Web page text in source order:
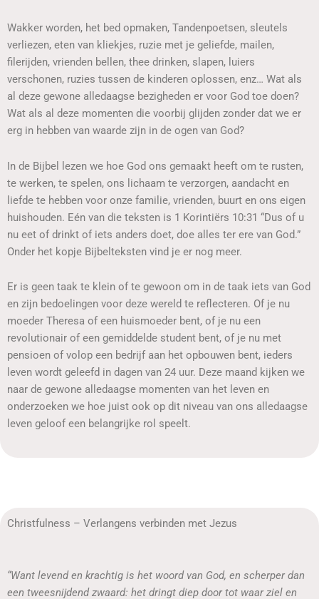
Wakker worden, het bed opmaken, Tandenpoetsen, sleutels
verliezen, eten van kliekjes, ruzie met je geliefde, mailen,
filerijden, vrienden bellen, thee drinken, slapen, luiers
verschonen, ruzies tussen de kinderen oplossen, enz… Wat als
al deze gewone alledaagse bezigheden er voor God toe doen?
Wat als al deze momenten die voorbij glijden zonder dat we er
erg in hebben van waarde zijn in de ogen van God?
In de Bijbel lezen we hoe God ons gemaakt heeft om te rusten,
te werken, te spelen, ons lichaam te verzorgen, aandacht en
liefde te hebben voor onze familie, vrienden, buurt en ons eigen
huishouden. Eén van die teksten is 1 Korintiërs 10:31 “Dus of u
nu eet of drinkt of iets anders doet, doe alles ter ere van God.”
Onder het kopje Bijbelteksten vind je er nog meer.
Er is geen taak te klein of te gewoon om in de taak iets van God
en zijn bedoelingen voor deze wereld te reflecteren. Of je nu
moeder Theresa of een huismoeder bent, of je nu een
revolutionair of een gemiddelde student bent, of je nu met
pensioen of volop een bedrijf aan het opbouwen bent, ieders
leven wordt geleefd in dagen van 24 uur. Deze maand kijken we
naar de gewone alledaagse momenten van het leven en
onderzoeken we hoe juist ook op dit niveau van ons alledaagse
leven geloof een belangrijke rol speelt.
Christfulness – Verlangens verbinden met Jezus
“Want levend en krachtig is het woord van God, en scherper dan
een tweesnijdend zwaard: het dringt diep door tot waar ziel en